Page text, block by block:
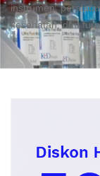
instrumen,
kesehatan, dan